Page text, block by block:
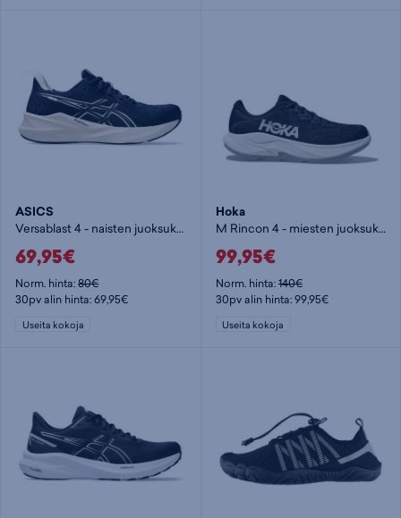
ASICS
Versablast 4 - naisten juoksukengät
69,95€
Norm. hinta:80€
30pv alin hinta: 69,95€
Useita kokoja
Hoka
M Rincon 4 - miesten juoksukengät
99,95€
Norm. hinta:140€
30pv alin hinta: 99,95€
Useita kokoja